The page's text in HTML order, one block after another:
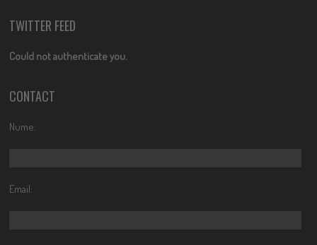
TWITTER FEED
Could not authenticate you.
CONTACT
Nume:
Email: